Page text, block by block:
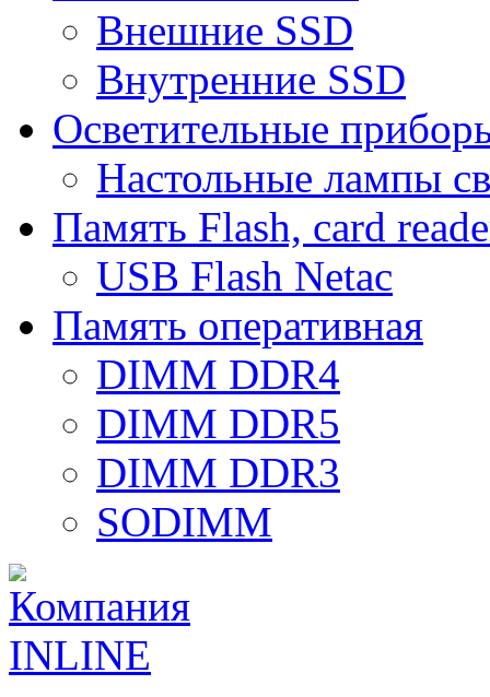
Внешние SSD
Внутренние SSD
Осветительные
Настольные лампы
Память Flash, card
USB Flash Netac
Память оперативная
DIMM DDR4
DIMM DDR5
DIMM DDR3
SODIMM